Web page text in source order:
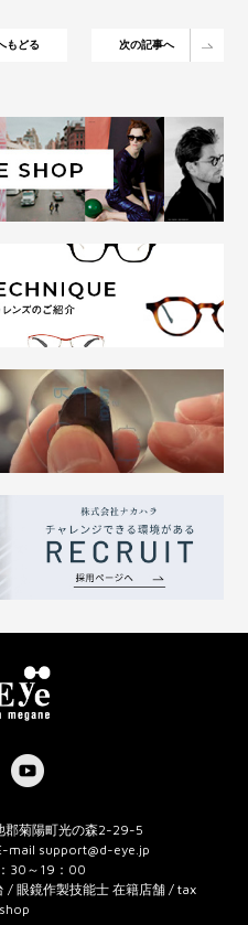
もどる 次の記事へ
菊陽町光の森2-29-5
mail support@d-eye.jp
30～19：00
眼鏡作製技能士 在籍店舗 / tax